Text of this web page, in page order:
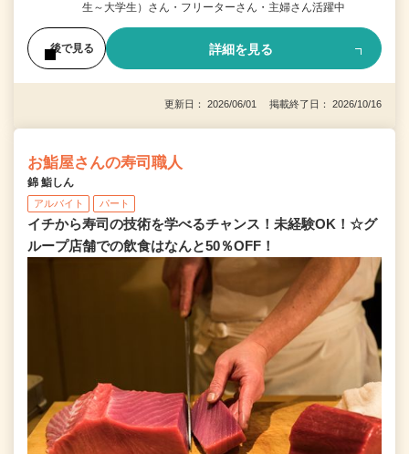
生～大学生）さん・フリーターさん・主婦さん活躍中
後で見る 詳細を見る
更新日： 2026/06/01 掲載終了日： 2026/10/16
お鮨屋さんの寿司職人
錦 鮨しん
アルバイト パート
イチから寿司の技術を学べるチャンス！未経験OK！☆グ
ループ店舗での飲食はなんと50％OFF！